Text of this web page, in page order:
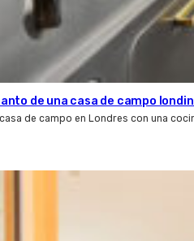
de una casa de campo
de campo en Londres con una